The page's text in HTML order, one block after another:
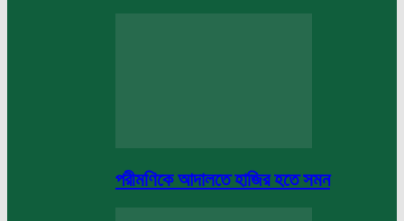
পরীমণিকে আদালতে হাজির হতে সমন